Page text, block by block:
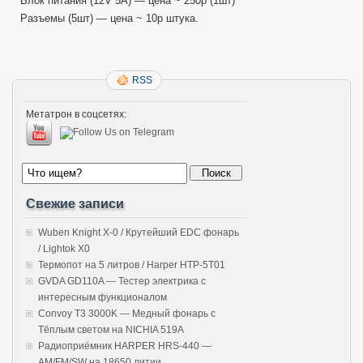
Разъемы (5шт) — цена ~ 10р штука.
RSS
Метатрон в соцсетях:
Свежие записи
Wuben Knight X-0 / Крутейший EDC фонарь
/ Lightok X0
Термопот на 5 литров / Harper HTP-5T01
GVDA GD110A — Тестер электрика с
интересным функционалом
Convoy T3 3000K — Медный фонарь с
Тёплым светом на NICHIA 519A
Радиоприёмник HARPER HRS-440 —